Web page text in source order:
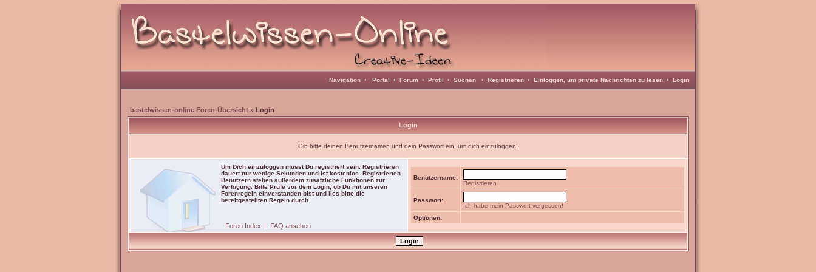
Navigation • Portal • Forum • Profil • Suchen • Registrieren • Einloggen, um private Nachrichten zu lesen • Login
bastelwissen-online Foren-Übersicht » Login
Login
Gib bitte deinen Benutzernamen und dein Passwort ein, um dich einzuloggen!
Um Dich einzuloggen musst Du registriert sein. Registrieren
dauert nur wenige Sekunden und ist kostenlos. Registrierten
Benutzern stehen außerdem zusätzliche Funktionen zur
Verfügung. Bitte Prüfe vor dem Login, ob Du mit unseren
Forenregeln einverstanden bist und lies bitte die
bereitgestellten Regeln durch.
Foren Index | FAQ ansehen
Benutzername:
Registrieren
Passwort:
Ich habe mein Passwort vergessen!
Optionen: